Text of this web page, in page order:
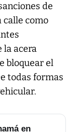
de
calle como
acera
bloquear el
todas formas
en